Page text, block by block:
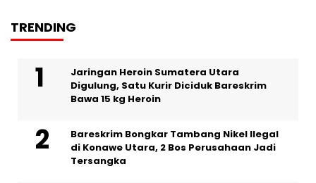
TRENDING
Jaringan Heroin Sumatera Utara
Digulung, Satu Kurir Diciduk Bareskrim
Bawa 15 kg Heroin
Bareskrim Bongkar Tambang Nikel Ilegal
di Konawe Utara, 2 Bos Perusahaan Jadi
Tersangka